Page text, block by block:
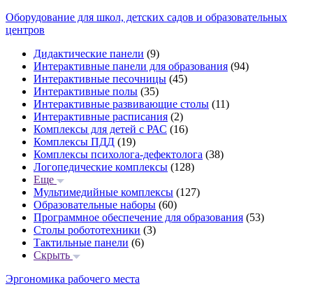
Оборудование для школ, детских садов и образовательных
центров
Дидактические панели (9)
Интерактивные панели для образования (94)
Интерактивные песочницы (45)
Интерактивные полы (35)
Интерактивные развивающие столы (11)
Интерактивные расписания (2)
Комплексы для детей с РАС (16)
Комплексы ПДД (19)
Комплексы психолога-дефектолога (38)
Логопедические комплексы (128)
Еще
Мультимедийные комплексы (127)
Образовательные наборы (60)
Программное обеспечение для образования (53)
Столы робототехники (3)
Тактильные панели (6)
Скрыть
Эргономика рабочего места